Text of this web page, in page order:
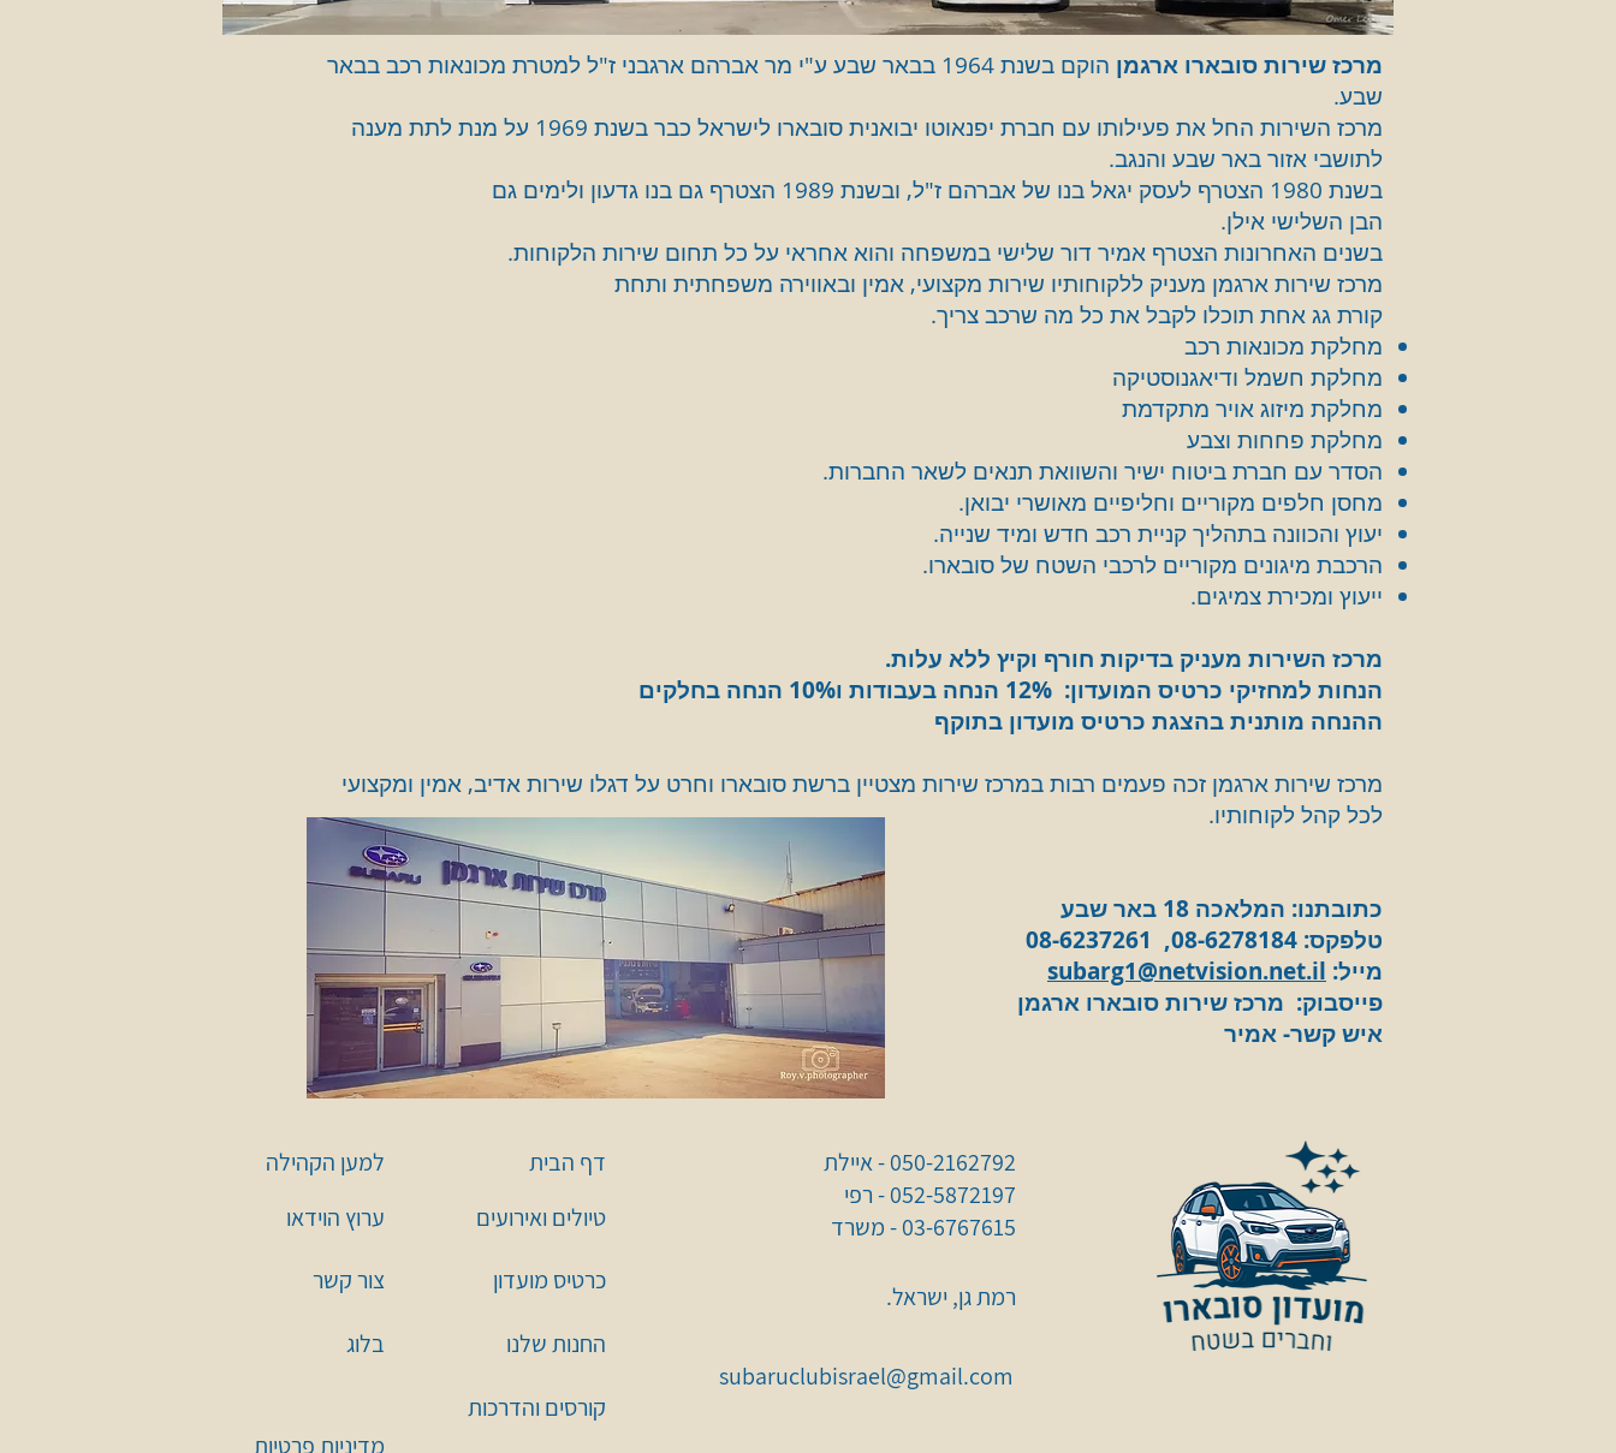
מרכז שירות סובארו ארגמן
הוקם בשנת 1964 בבאר שבע ע"י מר אברהם ארגבני ז"ל למטרת מכונאות רכב בבאר
שבע.
מרכז השירות החל את פעילותו עם חברת יפנאוטו יבואנית סובארו לישראל כבר בשנת 1969 על מנת לתת מענה
לתושבי אזור באר שבע והנגב.
בשנת 1980 הצטרף לעסק יגאל בנו של אברהם ז"ל, ובשנת 1989 הצטרף גם בנו גדעון ולימים גם
הבן השלישי אילן.
בשנים האחרונות הצטרף אמיר דור שלישי במשפחה והוא אחראי על כל תחום שירות הלקוחות.
מרכז שירות ארגמן מעניק ללקוחותיו שירות מקצועי, אמין ובאווירה משפחתית ותחת
קורת גג אחת תוכלו לקבל את כל מה שרכב צריך.
מחלקת מכונאות רכב
מחלקת חשמל ודיאגנוסטיקה
מחלקת מיזוג אויר מתקדמת
מחלקת פחחות וצבע
הסדר עם חברת ביטוח ישיר והשוואת תנאים לשאר החברות.
מחסן חלפים מקוריים וחליפיים מאושרי יבואן.
יעוץ והכוונה בתהליך קניית רכב חדש ומיד שנייה.
הרכבת מיגונים מקוריים לרכבי השטח של סובארו.
ייעוץ ומכירת צמיגים.
מרכז השירות מעניק בדיקות חורף וקיץ ללא עלות.
הנחות למחזיקי כרטיס המועדון: 12% הנחה בעבודות ו10% הנחה בחלקים
ההנחה מותנית בהצגת כרטיס מועדון בתוקף
מרכז שירות ארגמן זכה פעמים רבות במרכז שירות מצטיין ברשת סובארו וחרט על דגלו שירות אדיב, אמין ומקצועי
לכל קהל לקוחותיו.
כתובתנו: המלאכה 18 באר שבע
טלפקס: 08-6278184, 08-6237261
מייל: subarg1@netvision.net.il
פייסבוק: מרכז שירות סובארו ארגמן
איש קשר- אמיר
למען הקהילה
ערוץ הוידאו
צור קשר
בלוג
דף הבית
טיולים ואירועים
כרטיס מועדון
החנות שלנו
קורסים והדרכות
050-2162792 - איילת
052-5872197 - רפי
03-6767615 - משרד
רמת גן, ישראל.
subaruclubisrael@gmail.com
מדיניות פרטיות